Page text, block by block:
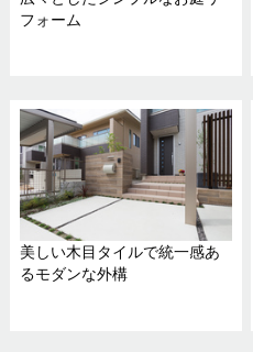
フォーム
美しい木目タイルで統一感あ
るモダンな外構